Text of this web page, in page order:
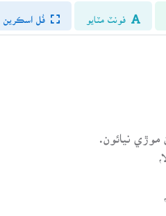
فونٽ مٽايو فُل اسڪرين
نيائون.